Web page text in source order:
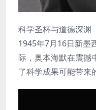
科学圣杯与道德深渊
1945年7月16日新墨
际，奥本海默在震撼
了科学成果可能带来